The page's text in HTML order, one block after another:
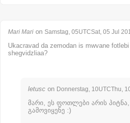
Mari Mari on Samstag, 05UTCSat, 05 Jul
Ukacravad da zemodan is mwvane
shegvidzliaa?
letusc on Donnerstag, 10UTCThu,
მარი, ეს ფოთლები არის
გამოვიყენე :)